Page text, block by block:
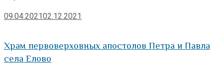
09.04.202102.12.2021
Храм первоверховных апостолов Петра и Павла
села Елово